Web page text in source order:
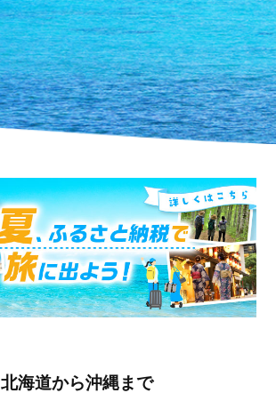
北海道から沖縄まで